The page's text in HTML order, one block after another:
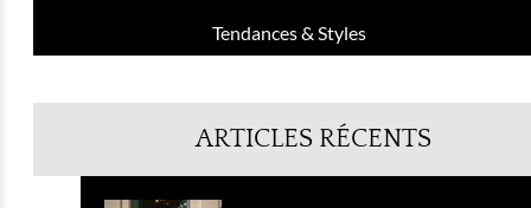
Tendances & Styles
ARTICLES RÉCENTS